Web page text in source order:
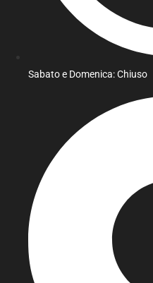
Sabato e Domenica: Chiuso